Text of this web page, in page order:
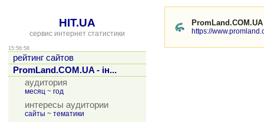
HIT.UA
сервис интернет статистики
15:56:58
рейтинг сайтов
PromLand.COM.UA - ін...
аудитория
месяц ~ год
интересы аудитории
сайты ~ тематики
https://